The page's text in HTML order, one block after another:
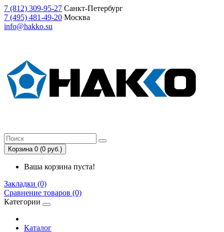
7 (812) 309-95-27 Санкт-Петербург
7 (495) 481-49-20 Москва
info@hakko.su
Корзина 0 (0 руб.)
Ваша корзина пуста!
Закладки (0)
Сравнение товаров (0)
Категории
Каталог